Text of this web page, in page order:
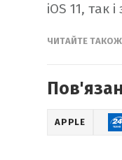
iOS 11, так
ЧИТАЙТЕ
APPLE